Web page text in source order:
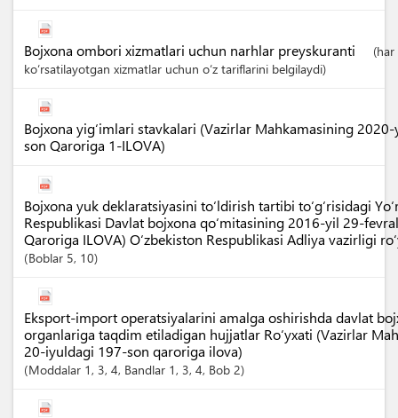
Bojxona ombori xizmatlari uchun narhlar preyskuranti
ko‘rsatilayotgan xizmatlar uchun o‘z tariflarini belgilaydi)
Bojxona yig‘imlari stavkalari (Vazirlar Mahkamasining
son Qaroriga 1-ILOVA)
Bojxona yuk deklaratsiyasini to‘ldirish tartibi to‘g‘risidagi
Respublikasi Davlat bojxona qo‘mitasining 2016-yil 29-
Qaroriga ILOVA) O‘zbekiston Respublikasi Adliya vazirligi
Boblar 5, 10
Eksport-import operatsiyalarini amalga oshirishda davlat
organlariga taqdim etiladigan hujjatlar Ro‘yxati (Vazirlar
20-iyuldagi 197-son qaroriga ilova)
Moddalar 1 , 3, 4, Bandlar 1 , 3, 4, Bob 2